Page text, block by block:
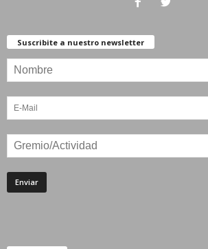
Suscribite a nuestro newsletter